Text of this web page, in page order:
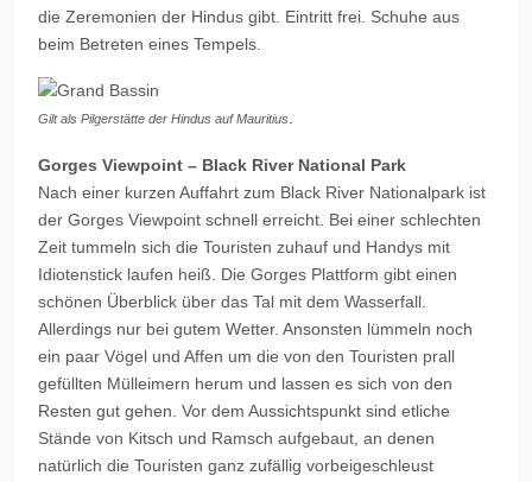
die Zeremonien der Hindus gibt. Eintritt frei. Schuhe aus
beim Betreten eines Tempels.
Gilt als Pilgerstätte der Hindus auf Mauritius
Gorges Viewpoint – Black River National Park
Nach einer kurzen Auffahrt zum Black River Nationalpark ist
der Gorges Viewpoint schnell erreicht. Bei einer schlechten
Zeit tummeln sich die Touristen zuhauf und Handys mit
Idiotenstick laufen heiß. Die Gorges Plattform gibt einen
schönen Überblick über das Tal mit dem Wasserfall.
Allerdings nur bei gutem Wetter. Ansonsten lümmeln noch
ein paar Vögel und Affen um die von den Touristen prall
gefüllten Mülleimern herum und lassen es sich von den
Resten gut gehen. Vor dem Aussichtspunkt sind etliche
Stände von Kitsch und Ramsch aufgebaut, an denen
natürlich die Touristen ganz zufällig vorbeigeschleust